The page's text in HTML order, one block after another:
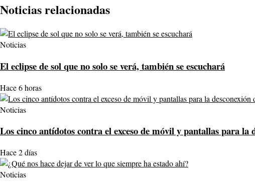
Noticias relacionadas
Noticias
El eclipse de sol que no solo se verá, también se escuchará
Hace 6 horas
Noticias
Los cinco antídotos contra el exceso de móvil y pantallas para la
Hace 2 días
Noticias